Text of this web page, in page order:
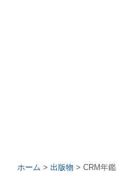
ホーム > 出版物 > CRM年鑑